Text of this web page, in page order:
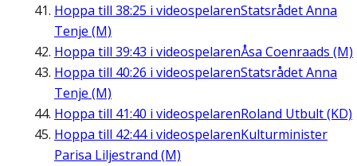
Hoppa till 38:25 i videospelarenStatsrådet Anna
Tenje (M)
Hoppa till 39:43 i videospelarenÅsa Coenraads (M)
Hoppa till 40:26 i videospelarenStatsrådet Anna
Tenje (M)
Hoppa till 41:40 i videospelarenRoland Utbult (KD)
Hoppa till 42:44i videospelarenKulturminister
Parisa Liljestrand (M)